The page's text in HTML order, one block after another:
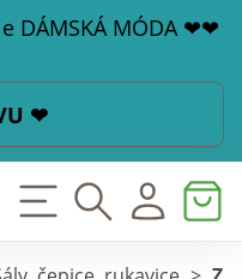
DÁMSKÁ MÓDA ❤❤
❤